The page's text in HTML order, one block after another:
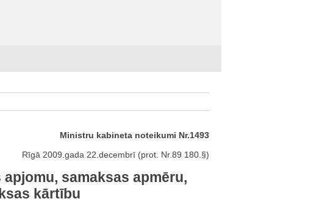
Ministru kabineta noteikumi Nr.1493
Rīgā 2009.gada 22.decembrī (prot. Nr.89 180.§)
samaksas apmēru,
kārtību